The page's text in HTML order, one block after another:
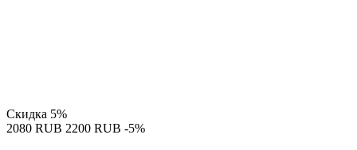
Скидка 5%
‍2080‍ RUB ‍2200‍ RUB -5%